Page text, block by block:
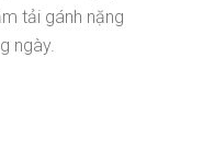
tải gánh nặng
ngày.